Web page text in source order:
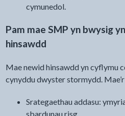
cymunedol.
Pam mae SMP yn bwysig
hinsawdd
Mae newid hinsawdd yn cyflymu
cynyddu dwyster stormydd.
Srategaethau addasu:
sbardunau risg.